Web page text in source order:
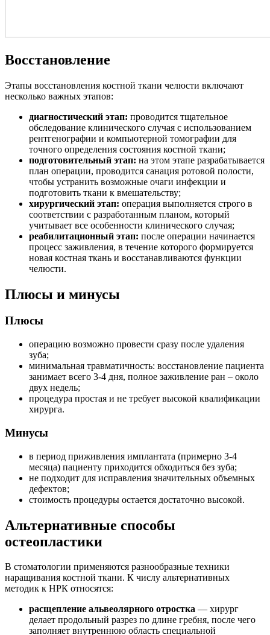
Восстановление
Этапы восстановления костной ткани челюсти включают
несколько важных этапов:
диагностический этап: проводится тщательное
обследование клинического случая с использованием
рентгенографии и компьютерной томографии для
точного определения состояния костной ткани;
подготовительный этап: на этом этапе разрабатывается
план операции, проводится санация ротовой полости,
чтобы устранить возможные очаги инфекции и
подготовить ткани к вмешательству;
хирургический этап: операция выполняется строго в
соответствии с разработанным планом, который
учитывает все особенности клинического случая;
реабилитационный этап: после операции начинается
процесс заживления, в течение которого формируется
новая костная ткань и восстанавливаются функции
челюсти.
Плюсы и минусы
Плюсы
операцию возможно провести сразу после удаления
зуба;
минимальная травматичность: восстановление пациента
занимает всего 3-4 дня, полное заживление ран – около
двух недель;
процедура простая и не требует высокой квалификации
хирурга.
Минусы
в период приживления имплантата (примерно 3-4
месяца) пациенту приходится обходиться без зуба;
не подходит для исправления значительных объемных
дефектов;
стоимость процедуры остается достаточно высокой.
Альтернативные способы
остеопластики
В стоматологии применяются разнообразные техники
наращивания костной ткани. К числу альтернативных
методик к НРК относятся:
расщепление альвеолярного отростка — хирург
делает продольный разрез по длине гребня, после чего
заполняет внутреннюю область специальной